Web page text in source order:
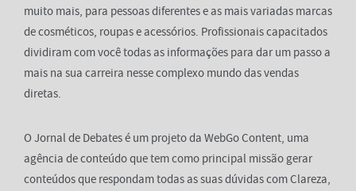
muito mais, para pessoas diferentes e as mais variadas marcas
de cosméticos, roupas e acessórios. Profissionais capacitados
dividiram com você todas as informações para dar um passo a
mais na sua carreira nesse complexo mundo das vendas
diretas.
O Jornal de Debates é um projeto da WebGo Content, uma
agência de conteúdo que tem como principal missão gerar
conteúdos que respondam todas as suas dúvidas com Clareza,